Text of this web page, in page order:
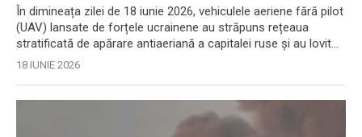
În dimineața zilei de 18 iunie 2026, vehiculele aeriene fără pilot
(UAV) lansate de forțele ucrainene au străpuns rețeaua
stratificată de apărare antiaeriană a capitalei ruse și au lovit...
18 IUNIE 2026